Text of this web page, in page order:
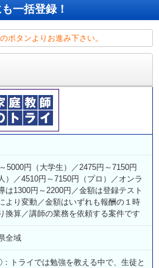
一括登録！
ボタンよりお進み下さい。
5000円（大学生）／2475円～7150円
）／4510円～7150円（プロ）／オンラ
は1300円～2200円／金額は登録テスト
より変動／金額はいずれも報酬の１時
換算／講師の業務を依頼する案件です
全域
トライでは勉強を教える中で、生徒と